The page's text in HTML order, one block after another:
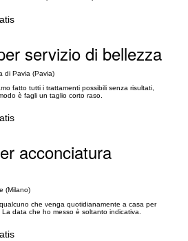
servizio di bellezza
di Pavia (Pavia)
fatto tutti i trattamenti possibili senza risultati,
è fagli un taglio corto raso.
acconciatura
(Milano)
che venga quotidianamente a casa per
data che ho messo è soltanto indicativa.